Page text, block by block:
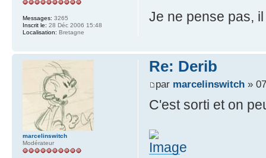
Je ne pense pas,
Messages: 3265
Inscrit le: 28 Déc 2006 15:48
Localisation: Bretagne
Re: Derib
par marcelinswitch»
C'est sorti et on
marcelinswitch
Modérateur